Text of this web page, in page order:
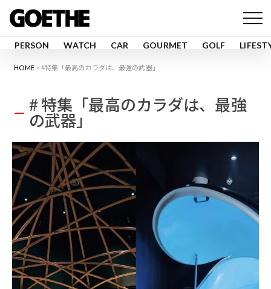
PERSON WATCH CAR GOURMET GOLF
HOME #特集「最高のカラダは、最強の武器」
# 特集「最高のカラダは、最強
の武器」